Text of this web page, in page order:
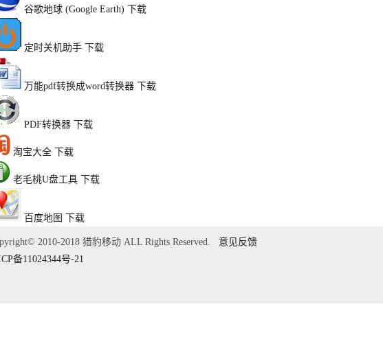
谷歌地球 (Google Earth) 下载
定时关机助手 下载
万能pdf转换成word转换器 下载
PDF转换器 下载
淘宝大全 下载
老毛桃U盘工具 下载
百度地图 下载
2010-2018 猎豹移动 ALL Rights Reserved. 意见反馈
备11024344号-21